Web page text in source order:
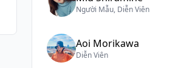
Người Mẫu, Diễn Viên
Aoi Morikawa
Diễn Viên